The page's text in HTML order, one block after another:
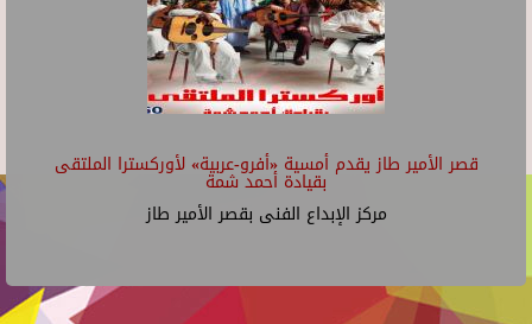
قصر الأمير طاز يقدم أمسية «أفرو-عربية» لأوركسترا الملتقى
بقيادة أحمد شمة
مركز الإبداع الفنى بقصر الأمير طاز